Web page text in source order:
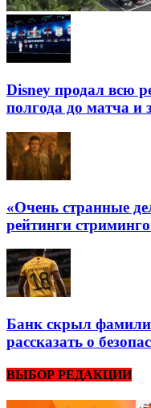
Disney продал всю
полгода до матча и
«Очень странные
рейтинги
Банк скрыл
рассказать о
ВЫБОР РЕДАКЦИИ